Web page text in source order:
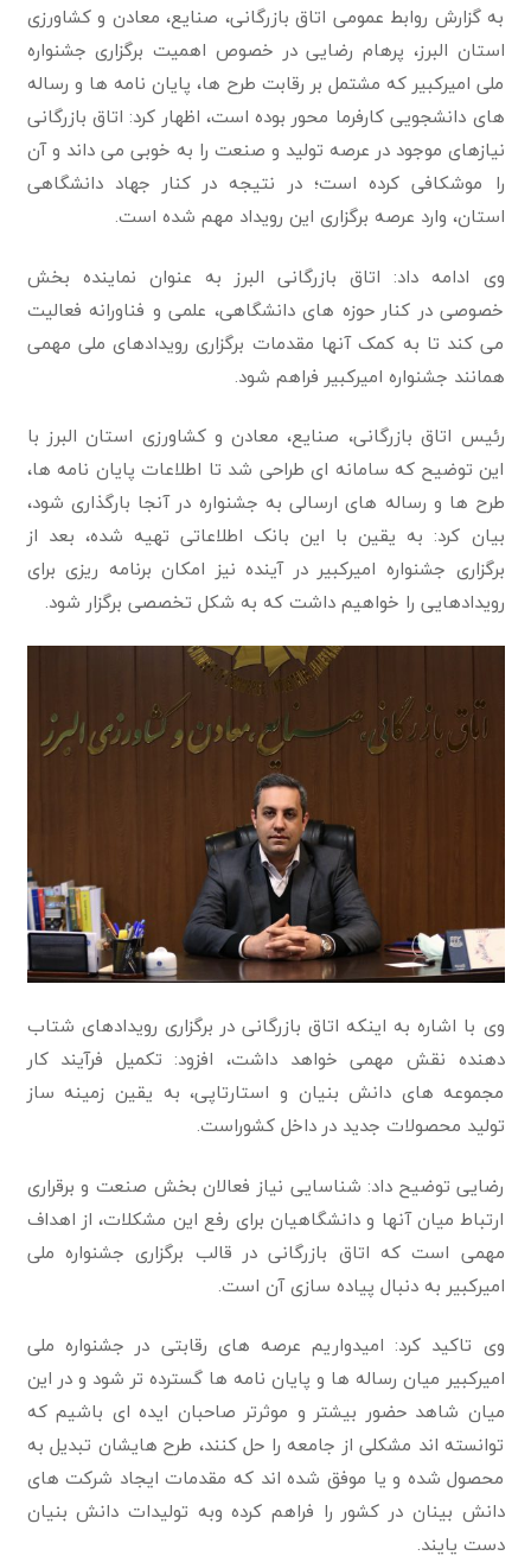
به گزارش روابط عمومی اتاق بازرگانی، صنایع، معادن و کشاورزی
استان البرز، پرهام رضایی در خصوص اهمیت برگزاری جشنواره
ملی امیرکبیر که مشتمل بر رقابت طرح ها، پایان نامه ها و رساله
های دانشجویی کارفرما محور بوده است، اظهار کرد: اتاق بازرگانی
نیازهای موجود در عرصه تولید و صنعت را به خوبی می داند و آن
را موشکافی کرده است؛ در نتیجه در کنار جهاد دانشگاهی
استان، وارد عرصه برگزاری این رویداد مهم شده است.
وی ادامه داد: اتاق بازرگانی البرز به عنوان نماینده بخش
خصوصی در کنار حوزه های دانشگاهی، علمی و فناورانه فعالیت
می کند تا به کمک آنها مقدمات برگزاری رویدادهای ملی مهمی
همانند جشنواره امیرکبیر فراهم شود.
رئیس اتاق بازرگانی، صنایع، معادن و کشاورزی استان البرز با
این توضیح که سامانه ای طراحی شد تا اطلاعات پایان نامه ها،
طرح ها و رساله های ارسالی به جشنواره در آنجا بارگذاری شود،
بیان کرد: به یقین با این بانک اطلاعاتی تهیه شده، بعد از
برگزاری جشنواره امیرکبیر در آینده نیز امکان برنامه ریزی برای
رویدادهایی را خواهیم داشت که به شکل تخصصی برگزار شود.
وی با اشاره به اینکه اتاق بازرگانی در برگزاری رویدادهای شتاب
دهنده نقش مهمی خواهد داشت، افزود: تکمیل فرآیند کار
مجموعه های دانش بنیان و استارتاپی، به یقین زمینه ساز
تولید محصولات جدید در داخل کشوراست.
رضایی توضیح داد: شناسایی نیاز فعالان بخش صنعت و برقراری
ارتباط میان آنها و دانشگاهیان برای رفع این مشکلات، از اهداف
مهمی است که اتاق بازرگانی در قالب برگزاری جشنواره ملی
امیرکبیر به دنبال پیاده سازی آن است.
وی تاکید کرد: امیدواریم عرصه های رقابتی در جشنواره ملی
امیرکبیر میان رساله ها و پایان نامه ها گسترده تر شود و در این
میان شاهد حضور بیشتر و موثرتر صاحبان ایده ای باشیم که
توانسته اند مشکلی از جامعه را حل کنند، طرح هایشان تبدیل به
محصول شده و یا موفق شده اند که مقدمات ایجاد شرکت های
دانش بینان در کشور را فراهم کرده وبه تولیدات دانش بنیان
دست یایند.